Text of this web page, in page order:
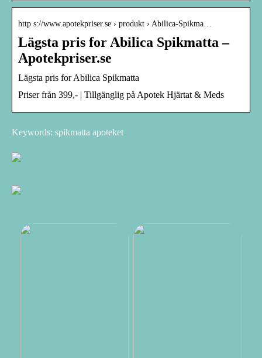
http s://www.apotekpriser.se › produkt › Abilica-Spikma…
Lägsta pris for Abilica Spikmatta –
Apotekpriser.se
Lägsta pris for Abilica Spikmatta
Priser från 399,- | Tillgänglig på Apotek Hjärtat & Meds
Keywords: spikmatta apoteket